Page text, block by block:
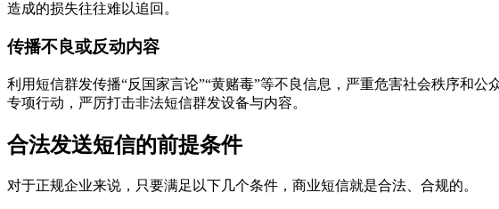
造成的损失往往难以追回。
传播不良或反动内容
利用短信群发传播“反国家言论”“黄赌毒”等不良信息，严重危害社会秩序和
专项行动，严厉打击非法短信群发设备与内容。
合法发送短信的前提条件
对于正规企业来说，只要满足以下几个条件，商业短信就是合法、合规的。